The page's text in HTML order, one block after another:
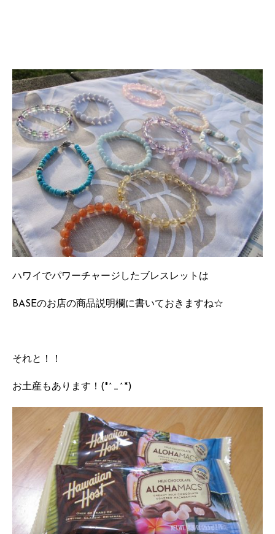
ハワイでパワーチャージしたブレスレットは
BASEのお店の商品説明欄に書いておきますね☆
それと！！
お土産もあります！(*^_^*)